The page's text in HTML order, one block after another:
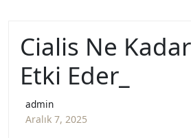
Cialis Ne
Etki Eder_
admin
Aralık 7, 2025